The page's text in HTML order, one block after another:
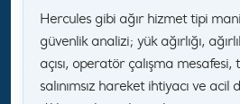
Hercules gibi ağır hizmet tipi
güvenlik analizi; yük ağırlığı,
açısı, operatör çalışma
salınımsız hareket ihtiyacı ve acil